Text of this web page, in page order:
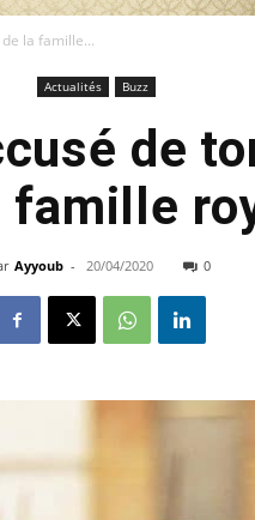
la famille...
Actualités Buzz
de
Ayyoub - 20/04/2020 0